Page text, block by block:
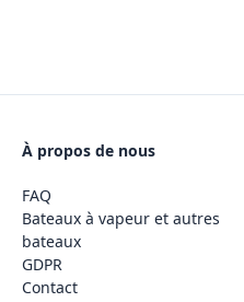
À propos de nous
FAQ
Bateaux à vapeur et autres
bateaux
GDPR
Contact